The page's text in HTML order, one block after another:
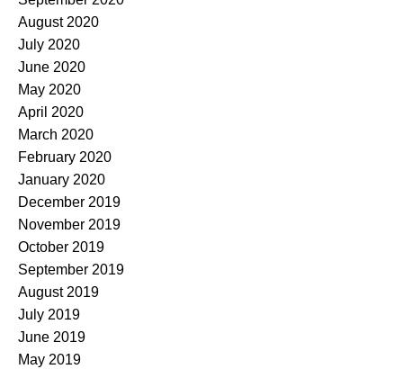
August 2020
July 2020
June 2020
May 2020
April 2020
March 2020
February 2020
January 2020
December 2019
November 2019
October 2019
September 2019
August 2019
July 2019
June 2019
May 2019